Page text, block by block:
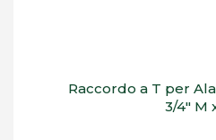
Raccordo a T per
3/4" M